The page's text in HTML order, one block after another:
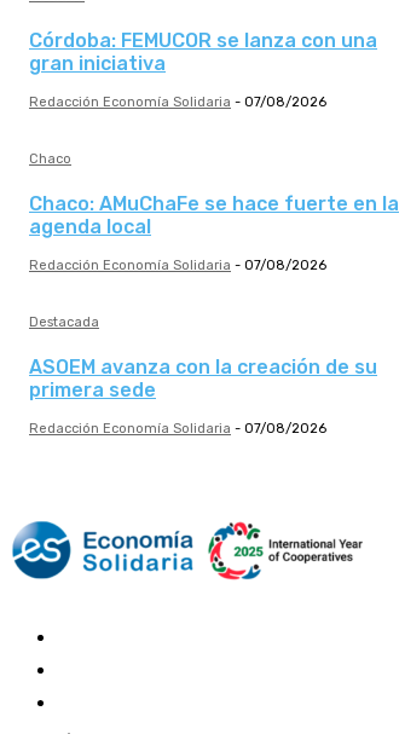
Córdoba: FEMUCOR se lanza con una
gran iniciativa
Redacción Economía Solidaria - 07/08/2026
Chaco
Chaco: AMuChaFe se hace fuerte en la
agenda local
Redacción Economía Solidaria - 07/08/2026
Destacada
ASOEM avanza con la creación de su
primera sede
Redacción Economía Solidaria - 07/08/2026